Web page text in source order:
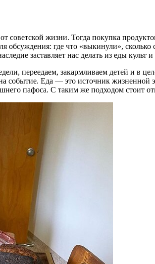
советской жизни. Тогда покупка
где что «выкинули»,
заставляет нас делать из еды
переедаем, закармливаем детей и в
событие. Еда — это источник
пафоса. С таким же подходом стоит